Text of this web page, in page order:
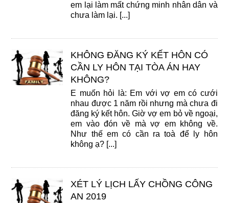
em lại làm mất chứng minh nhân dân và
chưa làm lại. [...]
KHÔNG ĐĂNG KÝ KẾT HÔN CÓ
CẦN LY HÔN TẠI TÒA ÁN HAY
KHÔNG?
E muốn hỏi là: Em với vợ em có cưới
nhau được 1 năm rồi nhưng mà chưa đi
đăng ký kết hôn. Giờ vợ em bỏ về ngoại,
em vào đón về mà vợ em không về.
Như thế em có cần ra toà để ly hôn
không ạ? [...]
XÉT LÝ LỊCH LẤY CHỒNG CÔNG
AN 2019